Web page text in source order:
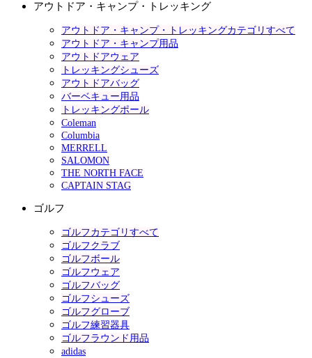
アウトドア・キャンプ・トレッキング
アウトドア・キャンプ・トレッキングカテゴリすべて
アウトドア・キャンプ用品
アウトドアウェア
トレッキングシューズ
アウトドアバッグ
バーベキュー用品
トレッキングポール
Coleman
Columbia
MERRELL
SALOMON
THE NORTH FACE
CAPTAIN STAG
ゴルフ
ゴルフカテゴリすべて
ゴルフクラブ
ゴルフボール
ゴルフウェア
ゴルフバッグ
ゴルフシューズ
ゴルフグローブ
ゴルフ練習器具
ゴルフラウンド用品
adidas